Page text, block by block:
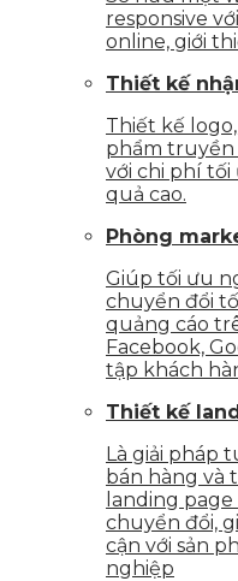
responsive
online, giới
Thiết kế
Thiết kế
phẩm
với chi phí tối
quả cao.
Phòng
Giúp tối ưu
chuyển đổi
quảng cáo
Facebook,
tập khách
Thiết kế
Là giải pháp
bán hàng và
landing
chuyển đổi,
cận với sản
nghiệp